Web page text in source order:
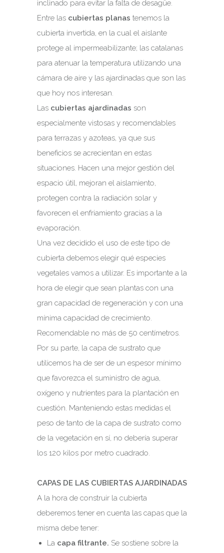
inclinado para evitar la falta de desagüe.
Entre las cubiertas planas tenemos la
cubierta invertida, en la cual el aislante
protege al impermeabilizante; las catalanas
para atenuar la temperatura utilizando una
cámara de aire y las ajardinadas que son las
que hoy nos interesan.
Las cubiertas ajardinadas son
especialmente vistosas y recomendables
para terrazas y azoteas, ya que sus
beneficios se acrecientan en estas
situaciones. Hacen una mejor gestión del
espacio útil, mejoran el aislamiento,
protegen contra la radiación solar y
favorecen el enfriamiento gracias a la
evaporación.
Una vez decidido el uso de este tipo de
cubierta debemos elegir qué especies
vegetales vamos a utilizar. Es importante a la
hora de elegir que sean plantas con una
gran capacidad de regeneración y con una
mínima capacidad de crecimiento.
Recomendable no más de 50 centímetros.
Por su parte, la capa de sustrato que
utilicemos ha de ser de un espesor mínimo
que favorezca el suministro de agua,
oxígeno y nutrientes para la plantación en
cuestión. Manteniendo estas medidas el
peso de tanto de la capa de sustrato como
de la vegetación en sí, no debería superar
los 120 kilos por metro cuadrado.
CAPAS DE LAS CUBIERTAS AJARDINADAS
A la hora de construir la cubierta
deberemos tener en cuenta las capas que la
misma debe tener:
La capa filtrante. Se sostiene sobre la